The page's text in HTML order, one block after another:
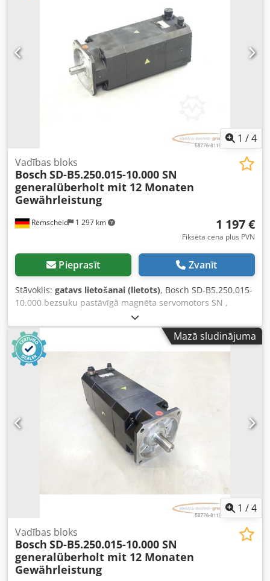
1 /4
Remscheid 1 297 km
Vadības bloks
Bosch SD-B5.250.015-10.000 SN
generalüberholt mit 12 Monaten
Gewährleistung
1 197 €
Fiksēta cena plus PVN
Pieprasīt Zvanīt
Stāvoklis: gatavs lietošanai (lietots), Bosch SD-B5.250.015-
10.000 bezsuku pastāvīgā magnēta servomotors SN ,
profesionāli pilnībā atjaunots un pārbaudīts, ar 12 mēnešu
garantiju, 100% darbspējīgs, piegādes saturs atbilstoši
fotogrāfijām. Uz šo preci neattiecas vienošanās par
tirdzniecības atlaidēm. Lūdzu, cenu pieprasiet atsevišķi!
UZMANĪBU: par iepakojuma un piegādes izmaksām lūdzu
interesēties atsevišķi! Credpoi D E U Usfx Agxsf
Mazā sludinājuma
1 /4
Vadības bloks
Bosch SD-B5.250.015-10.000 SN
generalüberholt mit 12 Monaten
Gewährleistung